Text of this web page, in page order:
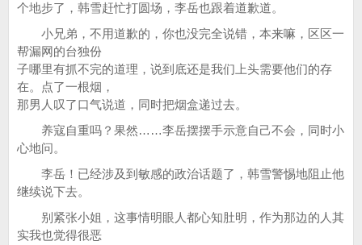
个地步了，韩雪赶忙打圆场，李岳也跟着道歉道。
小兄弟，不用道歉的，你也没完全说错，本来嘛，区区一
帮漏网的台独份
子哪里有抓不完的道理，说到底还是我们上头需要他们的存
在。点了一根烟，
那男人叹了口气说道，同时把烟盒递过去。
养寇自重吗？果然……李岳摆摆手示意自己不会，同时小
心地问。
李岳！已经涉及到敏感的政治话题了，韩雪警惕地阻止他
继续说下去。
别紧张小姐，这事情明眼人都心知肚明，作为那边的人其
实我也觉得很恶